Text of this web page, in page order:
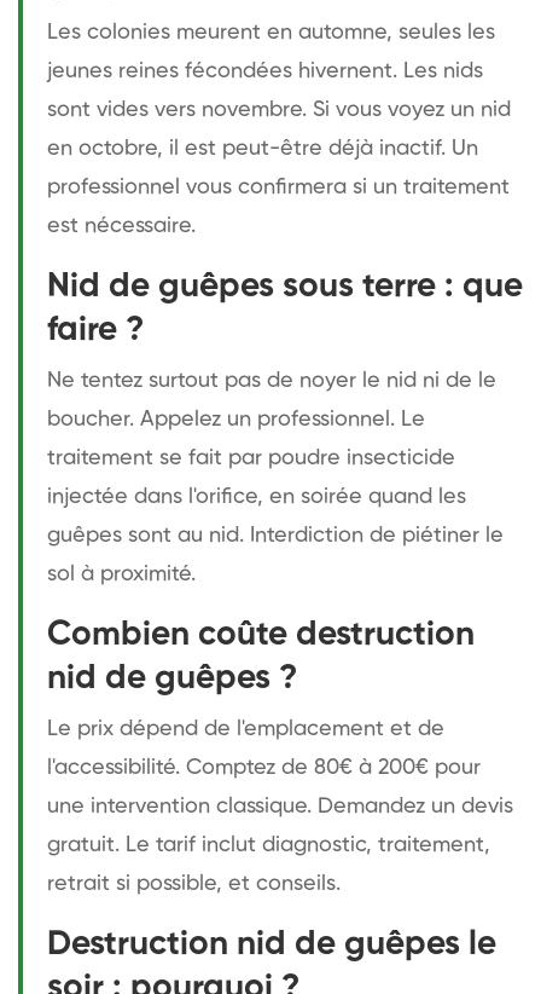
Les colonies meurent en automne, seules les
jeunes reines fécondées hivernent. Les nids
sont vides vers novembre. Si vous voyez un nid
en octobre, il est peut-être déjà inactif. Un
professionnel vous confirmera si un traitement
est nécessaire.
Nid de guêpes sous terre : que
faire ?
Ne tentez surtout pas de noyer le nid ni de le
boucher. Appelez un professionnel. Le
traitement se fait par poudre insecticide
injectée dans l'orifice, en soirée quand les
guêpes sont au nid. Interdiction de piétiner le
sol à proximité.
Combien coûte destruction
nid de guêpes ?
Le prix dépend de l'emplacement et de
l'accessibilité. Comptez de 80€ à 200€ pour
une intervention classique. Demandez un devis
gratuit. Le tarif inclut diagnostic, traitement,
retrait si possible, et conseils.
Destruction nid de guêpes le